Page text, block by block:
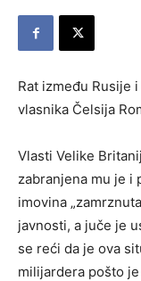
Rat između Rusije
vlasnika Čelsija
Vlasti Velike
zabranjena mu je i
imovina
javnosti, a juče je
se reći da je ova
milijardera pošto